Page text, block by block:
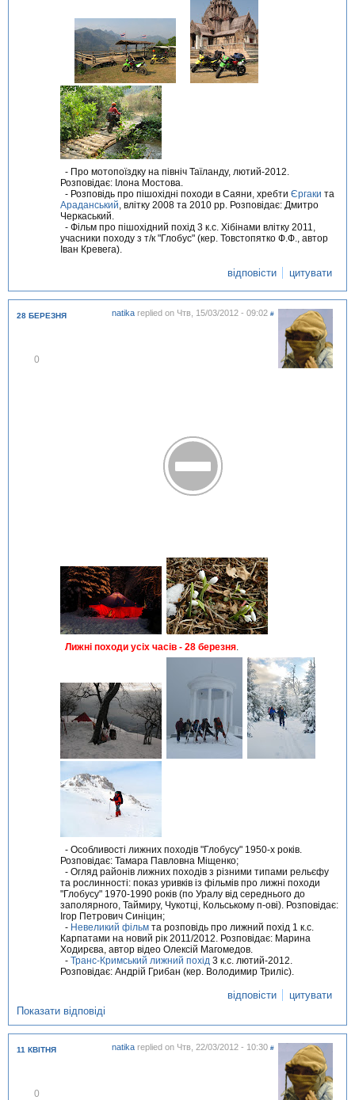
- Про мотопоїздку на північ Таїланду, лютий-2012.
Розповідає: Ілона Мостова.
- Розповідь про пішохідні походи в Саяни, хребти Єргаки та
Араданський, влітку 2008 та 2010 рр. Розповідає: Дмитро
Черкаський.
- Фільм про пішохідний похід 3 к.с. Хібінами влітку 2011,
учасники походу з т/к "Глобус" (кер. Товстопятко Ф.Ф., автор
Іван Кревега).
відповісти цитувати
28 БЕРЕЗНЯ natikareplied on Чтв, 15/03/2012 - 09:02 #
0
Лижні походи усіх часів - 28 березня.
- Особливості лижних походів "Глобусу" 1950-х років.
Розповідає: Тамара Павловна Міщенко;
- Огляд районів лижних походів з різними типами рельєфу
та рослинності: показ уривків із фільмів про лижні походи
"Глобусу" 1970-1990 років (по Уралу від середнього до
заполярного, Таймиру, Чукотці, Кольському п-ові). Розповідає:
Ігор Петрович Синіцин;
- Невеликий фільм та розповідь про лижний похід 1 к.с.
Карпатами на новий рік 2011/2012. Розповідає: Марина
Ходирєва, автор відео Олексій Магомедов.
- Транс-Кримський лижний похід 3 к.с. лютий-2012.
Розповідає: Андрій Грибан (кер. Володимир Триліс).
відповісти
цитувати
Показати відповіді
11 КВІТНЯ natikareplied on Чтв, 22/03/2012 - 10:30 #
0